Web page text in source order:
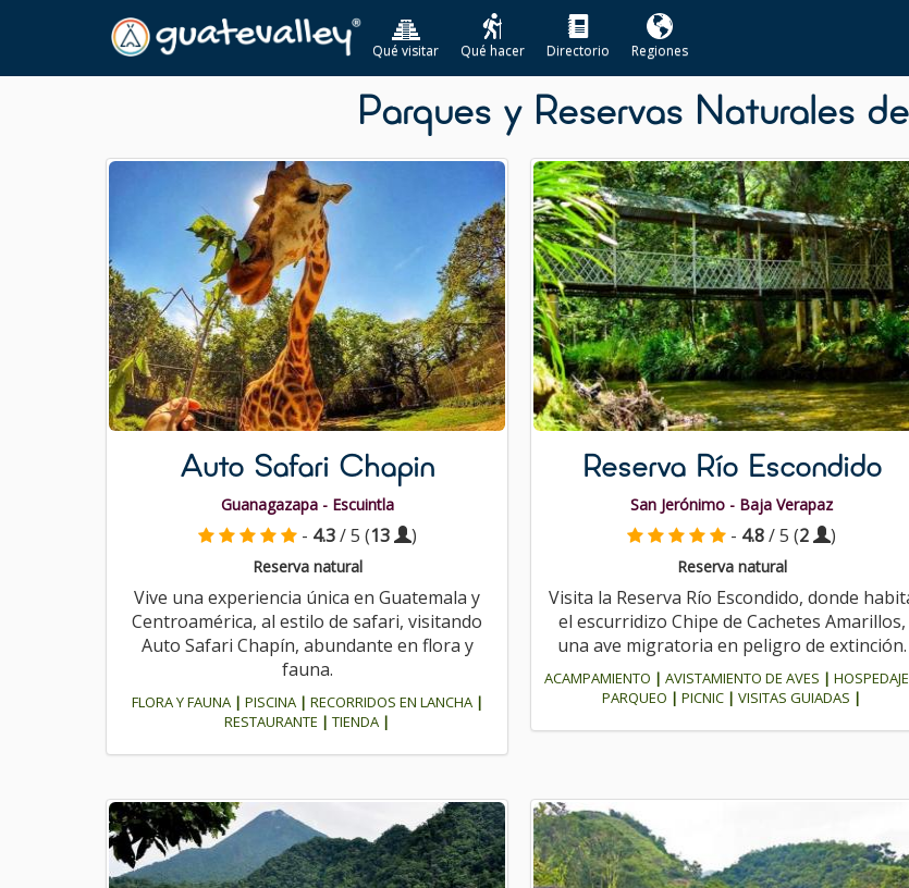
Qué visitar Qué hacer Directorio Regiones
Parques y Reservas Naturales
Auto Safari Chapin
Guanagazapa - Escuintla
- 4.3/ 5 (13 )
Reserva natural
Vive una experiencia única en Guatemala y
Centroamérica, al estilo de safari, visitando
Auto Safari Chapín, abundante en flora y
fauna.
FLORA Y FAUNA | PISCINA | RECORRIDOS EN LANCHA |
RESTAURANTE | TIENDA |
Reserva Río Escondido
San Jerónimo - Baja Verapaz
- 4.8/ 5 (2 )
Reserva natural
Visita la Reserva Río Escondido, donde
el escurridizo Chipe de Cachetes Amarillos,
una ave migratoria en peligro de extinción.
ACAMPAMIENTO | AVISTAMIENTO DE AVES | HOSPEDAJE
PARQUEO | PICNIC | VISITAS GUIADAS |